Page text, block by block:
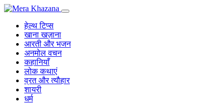
Skip
contentहेल्थ टिप्स
खाना खज़ाना
आरती और भजन
अनमोल वचन
कहानियाँ
लोक कथाएं
व्रत और त्यौहार
शायरी
धर्म